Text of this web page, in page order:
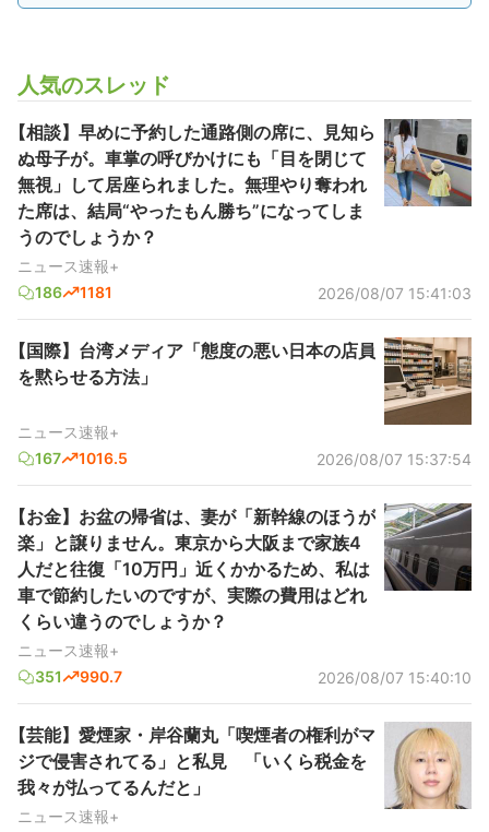
人気のスレッド
【相談】早めに予約した通路側の席に、見知ら
ぬ母子が。車掌の呼びかけにも「目を閉じて
無視」して居座られました。無理やり奪われ
た席は、結局“やったもん勝ち”になってしま
うのでしょうか？
ニュース速報+
186
1181 2026/08/07 15:41:03
【国際】台湾メディア「態度の悪い日本の店員
を黙らせる方法」
ニュース速報+
167
1016.5 2026/08/07 15:37:54
【お金】お盆の帰省は、妻が「新幹線のほうが
楽」と譲りません。東京から大阪まで家族4
人だと往復「10万円」近くかかるため、私は
車で節約したいのですが、実際の費用はどれ
くらい違うのでしょうか？
ニュース速報+
351
990.7 2026/08/07 15:40:10
【芸能】愛煙家・岸谷蘭丸「喫煙者の権利がマ
ジで侵害されてる」と私見 「いくら税金を
我々が払ってるんだと」
ニュース速報+